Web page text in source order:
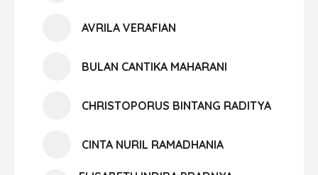
AVRILA VERAFIAN
BULAN CANTIKA MAHARANI
CHRISTOPORUS BINTANG RADITYA
CINTA NURIL RAMADHANIA